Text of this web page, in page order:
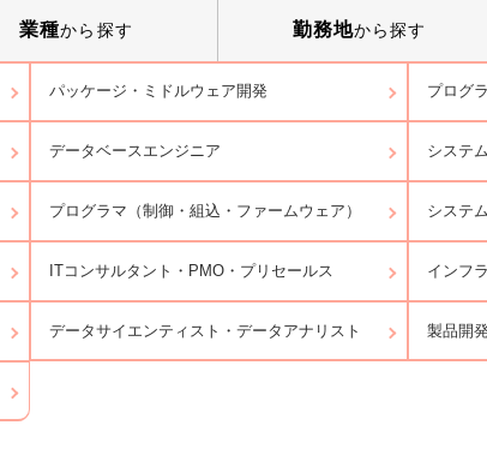
業種から探す 勤務地から探す
パッケージ・ミドルウェア開発 プログ
データベースエンジニア システ
プログラマ（制御・組込・ファームウェア） システ
ITコンサルタント・PMO・プリセールス インフ
データサイエンティスト・データアナリスト 製品開